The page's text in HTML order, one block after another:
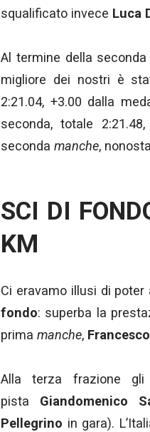
squalificato invece Luca
Al termine della
migliore dei nostri è
2:21.04, +3.00 dalla
seconda, totale
seconda manche,
SCI DI
KM
Ci eravamo illusi di
fondo: superba la
prima manche,
Alla terza frazione
pista Giandomenico
Pellegrino in gara).